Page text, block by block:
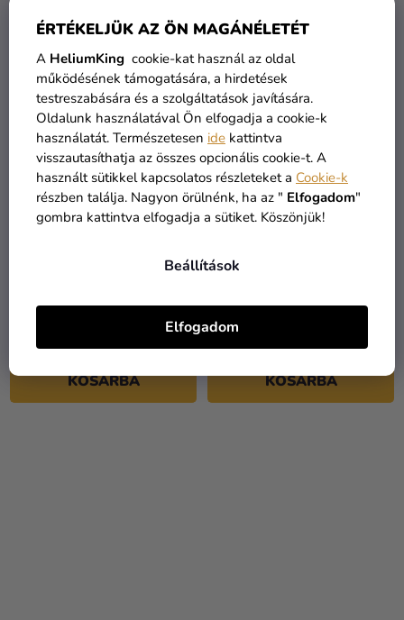
ÉRTÉKELJÜK AZ ÖN MAGÁNÉLETÉT
A HeliumKing cookie-kat használ az oldal
működésének támogatására, a hirdetések
testreszabására és a szolgáltatások javítására.
Oldalunk használatával Ön elfogadja a cookie-k
használatát. Természetesen ide kattintva
visszautasíthatja az összes opcionális cookie-t. A
használt sütikkel kapcsolatos részleteket a Cookie-k
részben találja. Nagyon örülnénk, ha az " Elfogadom"
gombra kattintva elfogadja a sütiket. Köszönjük!
Beállítások
Elfogadom
KOSÁRBA KOSÁRBA
7-es születésnapi szám
72 cm
KOSÁRBA
7-es születésnapi szám
cm
2 490 Ft
KOSÁRBA